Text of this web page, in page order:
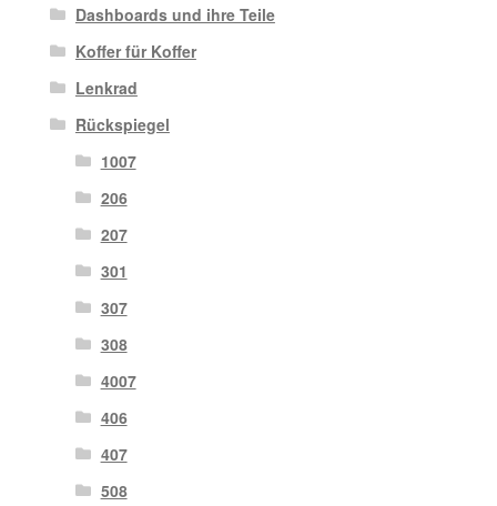
Dashboards und ihre Teile
Koffer für Koffer
Lenkrad
Rückspiegel
1007
206
207
301
307
308
4007
406
407
508